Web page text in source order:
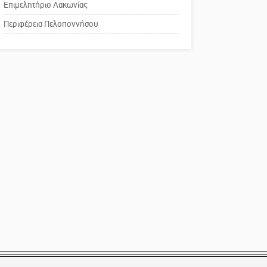
Το δικό σας σχόλιο:
Παράδειγμα κοινωνικής
Επιμελητήριο Λακωνίας
Περιφέρεια Πελοποννήσου